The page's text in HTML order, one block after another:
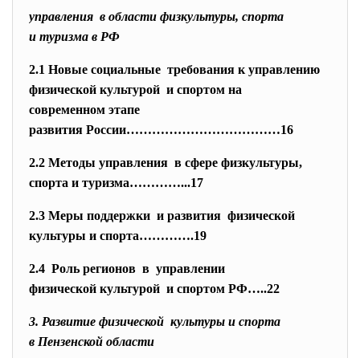
управления в области физкультуры, спорта
и туризма в РФ
2.1 Новые социальные требования к управлению
физической культурой и спортом на
современном этапе
развития России………………………………16
2.2 Методы управления в сфере физкультуры,
спорта и туризма…………...17
2.3 Меры поддержки и развития физической
культуры и спорта………….19
2.4 Роль регионов в управлении
физической культурой и спортом РФ…..22
3. Развитие физической культуры и спорта
в Пензенской области